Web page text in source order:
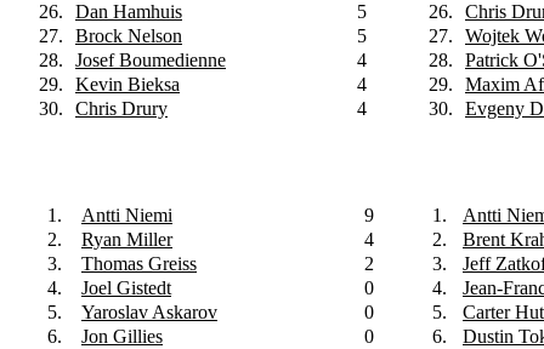
26.
Dan Hamhuis
5
27.
Brock Nelson
5
28.
Josef Boumedienne
4
29.
Kevin Bieksa
4
30.
Chris Drury 4
26.
Chris
27.
Wojtek
28.
Patrick
29.
Maxim
30.
Evgeny
1. Antti Niemi
9
2.
Ryan Miller
4
3.
Thomas Greiss
2
4.
Joel Gistedt
0
5.
Yaroslav Askarov
0
6.
Jon Gillies
0
1.
Antti
2.
Brent
3.
Jeff
4.
Jean-
5.
Carter
6.
Dustin